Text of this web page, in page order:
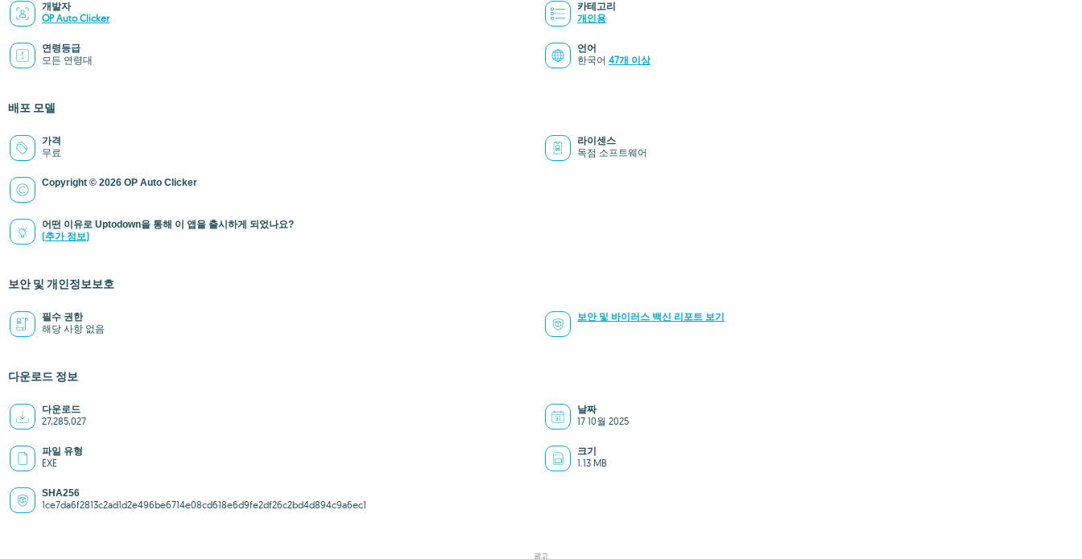
개발자
OP Auto Clicker
카테고리
개인용
연령등급
모든 연령대
언어
한국어 47개 이상
배포 모델
가격
무료
라이센스
독점 소프트웨어
Copyright © 2026 OP Auto Clicker
어떤 이유로 Uptodown을 통해 이 앱을 출시하게 되었나요?
(추가 정보)
보안 및 개인정보보호
필수 권한
해당 사항 없음
보안 및 바이러스 백신 리포트 보기
다운로드 정보
다운로드
27,285,027
날짜
17 10월 2025
파일 유형
EXE
크기
1.13 MB
SHA256
1ce7da6f2813c2ad1d2e496be6714e08cd618e6d9fe2df26c2bd4d894c9a6ec1
광고